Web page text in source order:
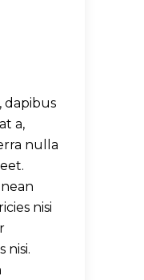
dapibus
a,
nulla
nisi
nisi.